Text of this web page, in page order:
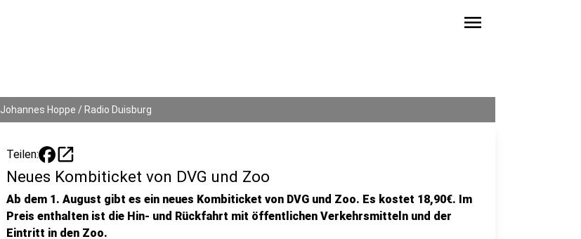
menu
Johannes Hoppe / Radio Duisburg
Teilen: open_in_new
Neues Kombiticket von DVG und Zoo
Ab dem 1. August gibt es ein neues Kombiticket von DVG und Zoo. Es kostet 18,90€. Im
Preis enthalten ist die Hin- und Rückfahrt mit öffentlichen Verkehrsmitteln und der
Eintritt in den Zoo.